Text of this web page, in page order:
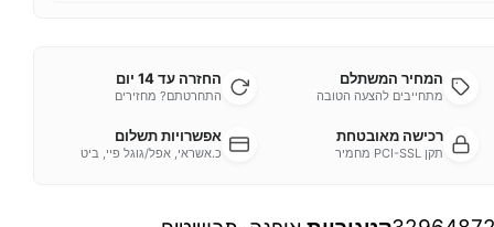
המחיר המשתלם
מתחייבים להצעה הטובה
החזרה עד 14 יום
התחרטתם? מחזירים
רכישה מאובטחת
תקן PCI-SSL מחמיר
אפשרויות תשלום
כ.אשראי, אפל/גוגל פיי, ביט